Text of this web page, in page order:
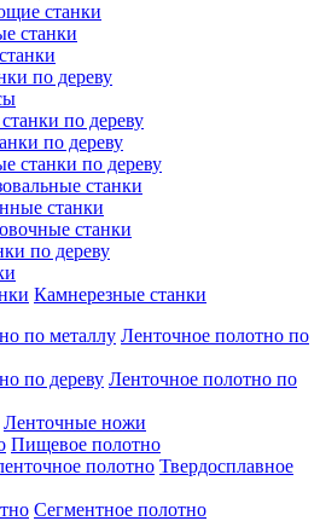
станки
станки
по дереву
по дереву
по дереву
станки по дереву
станки
станки
станки
по дереву
Камнерезные станки
Ленточное полотно по
Ленточное полотно по
Ленточные ножи
Пищевое полотно
Твердосплавное
Сегментное полотно